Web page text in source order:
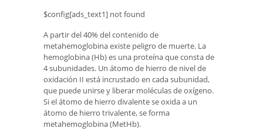
$config[ads_text1] not found
A partir del 40% del contenido de
metahemoglobina existe peligro de muerte. La
hemoglobina (Hb) es una proteína que consta de
4 subunidades. Un átomo de hierro de nivel de
oxidación II está incrustado en cada subunidad,
que puede unirse y liberar moléculas de oxígeno.
Si el átomo de hierro divalente se oxida a un
átomo de hierro trivalente, se forma
metahemoglobina (MetHb).